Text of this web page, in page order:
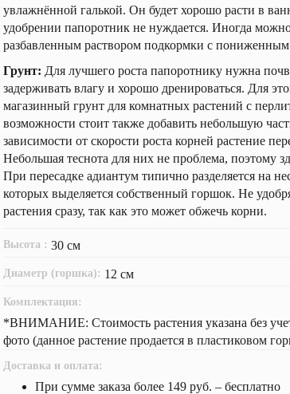
увлажнённой галькой. Он будет хорошо расти в
удобрении папоротник не нуждается. Иногда
разбавленным раствором подкормки с пониженным
Грунт: Для лучшего роста папоротнику нужна
задерживать влагу и хорошо дренироваться. Для
магазинный грунт для комнатных растений с
возможности стоит также добавить небольшую
зависимости от скорости роста корней растение
Небольшая теснота для них не проблема, поэтому
При пересадке адиантум типично разделяется на
которых выделяется собственный горшок. Не
растения сразу, так как это может обжечь корни.
Высота : 30 см
Диаметр (горшка): 12 см
Комплектация:
*ВНИМАНИЕ: Стоимость растения указана без
фото (данное растение продается в пластиковом
Доставка и оплата:
При сумме заказа более 149 руб. – бесплатно